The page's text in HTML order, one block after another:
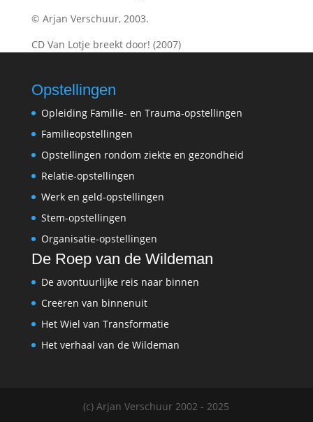
© Arjan Verschuur, 2003.
CD Van Lotje breekt door! (2007)
Opstellingen
Opleiding Familie- en Trauma-opstellingen
Familieopstellingen
Opstellingen rondom ziekte en gezondheid
Relatie-opstellingen
Werk en geld-opstellingen
Stem-opstellingen
Organisatie-opstellingen
De Roep van de Wildeman
De avontuurlijke reis naar binnen
Creëren van binnenuit
Het Wiel van Transformatie
Het verhaal van de Wildeman
(c) Arjan Verschuur 2002 - 2025